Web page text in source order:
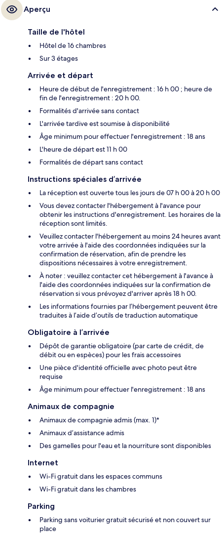
Aperçu
Taille de l'hôtel
Hôtel de 16 chambres
Sur 3 étages
Arrivée et départ
Heure de début de l'enregistrement : 16 h 00 ; heure de
fin de l'enregistrement : 20 h 00.
Formalités d'arrivée sans contact
L'arrivée tardive est soumise à disponibilité
Âge minimum pour effectuer l'enregistrement : 18 ans
L'heure de départ est 11 h 00
Formalités de départ sans contact
Instructions spéciales d’arrivée
La réception est ouverte tous les jours de 07 h 00 à 20 h 00
Vous devez contacter l'hébergement à l'avance pour
obtenir les instructions d'enregistrement. Les horaires de la
réception sont limités.
Veuillez contacter l'hébergement au moins 24 heures avant
votre arrivée à l'aide des coordonnées indiquées sur la
confirmation de réservation, afin de prendre les
dispositions nécessaires à votre enregistrement.
À noter : veuillez contacter cet hébergement à l'avance à
l'aide des coordonnées indiquées sur la confirmation de
réservation si vous prévoyez d'arriver après 18 h 00.
Les informations fournies par l’hébergement peuvent être
traduites à l’aide d’outils de traduction automatique
Obligatoire à l’arrivée
Dépôt de garantie obligatoire (par carte de crédit, de
débit ou en espèces) pour les frais accessoires
Une pièce d'identité officielle avec photo peut être
requise
Âge minimum pour effectuer l'enregistrement : 18 ans
Animaux de compagnie
Animaux de compagnie admis (max. 1)*
Animaux d’assistance admis
Des gamelles pour l'eau et la nourriture sont disponibles
Internet
Wi-Fi gratuit dans les espaces communs
Wi-Fi gratuit dans les chambres
Parking
Parking sans voiturier gratuit sécurisé et non couvert sur
place